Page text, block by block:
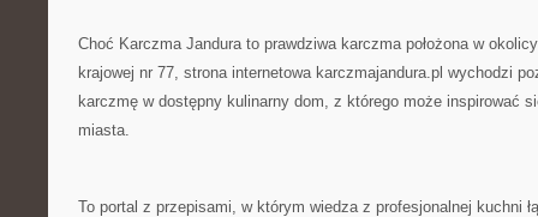
Choć Karczma Jandura to prawdziwa karczma położona w
krajowej nr 77, strona internetowa karczmajandura.pl wychodzi
karczmę w dostępny kulinarny dom, z którego może inspirować
miasta.
To portal z przepisami, w którym wiedza z profesjonalnej kuchni